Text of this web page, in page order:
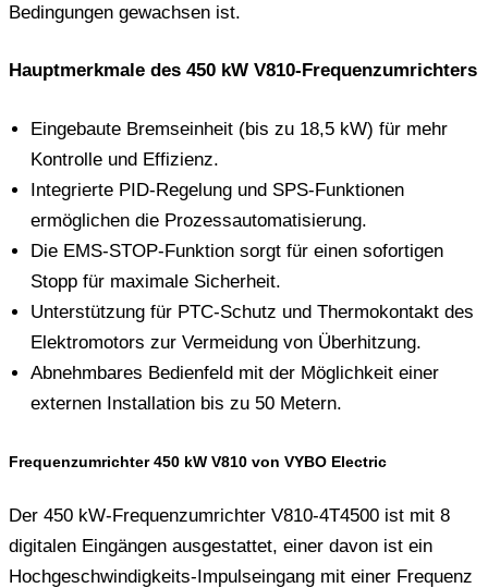
Bedingungen gewachsen ist.
Hauptmerkmale des 450 kW V810-Frequenzumrichters
Eingebaute Bremseinheit (bis zu 18,5 kW) für mehr
Kontrolle und Effizienz.
Integrierte PID-Regelung und SPS-Funktionen
ermöglichen die Prozessautomatisierung.
Die EMS-STOP-Funktion sorgt für einen sofortigen
Stopp für maximale Sicherheit.
Unterstützung für PTC-Schutz und Thermokontakt des
Elektromotors zur Vermeidung von Überhitzung.
Abnehmbares Bedienfeld mit der Möglichkeit einer
externen Installation bis zu 50 Metern.
Frequenzumrichter 450 kW V810 von VYBO Electric
Der 450 kW-Frequenzumrichter V810-4T4500 ist mit 8
digitalen Eingängen ausgestattet, einer davon ist ein
Hochgeschwindigkeits-Impulseingang mit einer Frequenz